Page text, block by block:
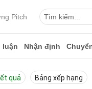
Pitch
luận Nhận định
quả Bảng xếp hạng